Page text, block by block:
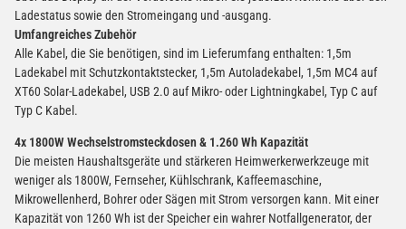
Ladestatus sowie den Stromeingang und -ausgang.
Umfangreiches Zubehör
Alle Kabel, die Sie benötigen, sind im Lieferumfang enthalten: 1,5m
Ladekabel mit Schutzkontaktstecker, 1,5m Autoladekabel, 1,5m MC4 auf
XT60 Solar-Ladekabel, USB 2.0 auf Mikro- oder Lightningkabel, Typ C auf
Typ C Kabel.
4x 1800W Wechselstromsteckdosen & 1.260 Wh Kapazität
Die meisten Haushaltsgeräte und stärkeren Heimwerkerwerkzeuge mit
weniger als 1800W, Fernseher, Kühlschrank, Kaffeemaschine,
Mikrowellenherd, Bohrer oder Sägen mit Strom versorgen kann. Mit einer
Kapazität von 1260 Wh ist der Speicher ein wahrer Notfallgenerator, der